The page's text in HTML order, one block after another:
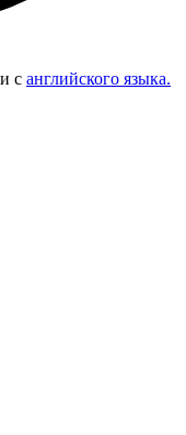
с английского языка.